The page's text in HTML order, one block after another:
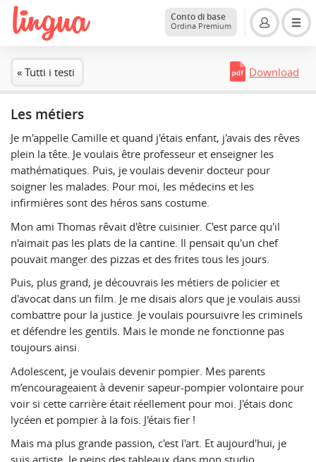
Conto di base
Ordina Premium
« Tutti i testi Download
Les métiers
Je m'appelle Camille et quand j'étais enfant, j'avais des rêves
plein la tête. Je voulais être professeur et enseigner les
mathématiques. Puis, je voulais devenir docteur pour
soigner les malades. Pour moi, les médecins et les
infirmières sont des héros sans costume.
Mon ami Thomas rêvait d'être cuisinier. C'est parce qu'il
n'aimait pas les plats de la cantine. Il pensait qu'un chef
pouvait manger des pizzas et des frites tous les jours.
Puis, plus grand, je découvrais les métiers de policier et
d'avocat dans un film. Je me disais alors que je voulais aussi
combattre pour la justice. Je voulais poursuivre les criminels
et défendre les gentils. Mais le monde ne fonctionne pas
toujours ainsi.
Adolescent, je voulais devenir pompier. Mes parents
m’encourageaient à devenir sapeur-pompier volontaire pour
voir si cette carrière était réellement pour moi. J'étais donc
lycéen et pompier à la fois. J'étais fier !
Mais ma plus grande passion, c'est l'art. Et aujourd'hui, je